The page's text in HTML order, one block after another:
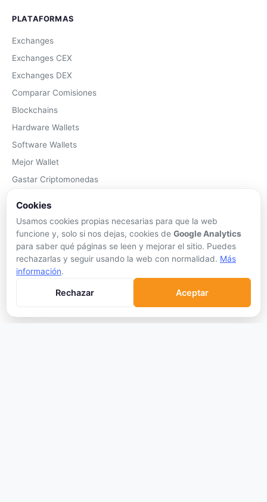
PLATAFORMAS
Exchanges
Exchanges CEX
Exchanges DEX
Comparar Comisiones
Blockchains
Hardware Wallets
Software Wallets
Mejor Wallet
Gastar Criptomonedas
APRENDER
Qué son las Criptos
Cómo Comprar
Staking
Glosario
Cookies
Usamos cookies propias necesarias para que la web
funcione y, solo si nos dejas, cookies de Google Analytics
para saber qué páginas se leen y mejorar el sitio. Puedes
rechazarlas y seguir usando la web con normalidad. Más
información.
Rechazar Aceptar